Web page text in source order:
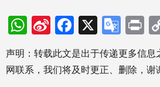
WhatsApp
Sina
Weibo
Facebook
X
声明：转载此文是出于传递更多信
网联系，我们将及时更正、删除，谢